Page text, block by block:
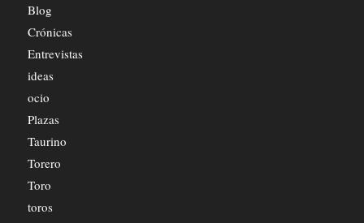
Blog
Crónicas
Entrevistas
ideas
ocio
Plazas
Taurino
Torero
Toro
toros